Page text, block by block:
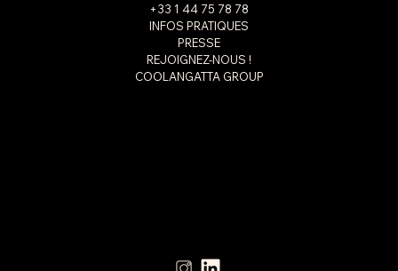
+33 1 44 75 78 78
INFOS PRATIQUES
PRESSE
REJOIGNEZ-NOUS !
COOLANGATTA GROUP